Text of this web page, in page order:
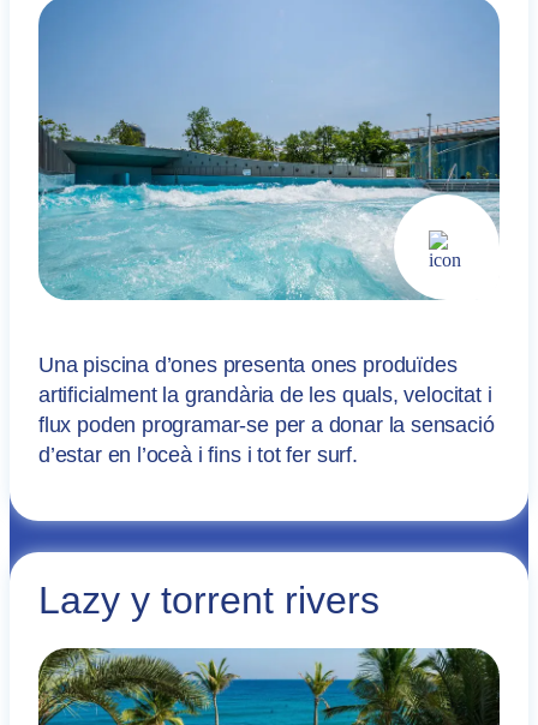
Una piscina d’ones presenta ones produïdes
artificialment la grandària de les quals, velocitat i
flux poden programar-se per a donar la sensació
d’estar en l’oceà i fins i tot fer surf.
Lazy y torrent rivers